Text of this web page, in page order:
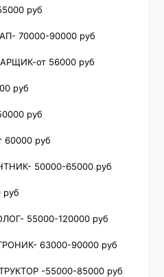
руб
70000-90000 руб
от 56000 руб
руб
руб
руб
50000-65000 руб
руб
55000-120000 руб
63000-90000 руб
-55000-85000 руб